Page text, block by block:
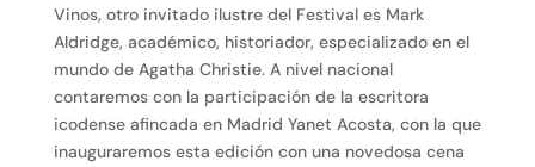
Vinos, otro invitado ilustre del Festival es Mark
Aldridge, académico, historiador, especializado en el
mundo de Agatha Christie. A nivel nacional
contaremos con la participación de la escritora
icodense afincada en Madrid Yanet Acosta, con la que
inauguraremos esta edición con una novedosa cena